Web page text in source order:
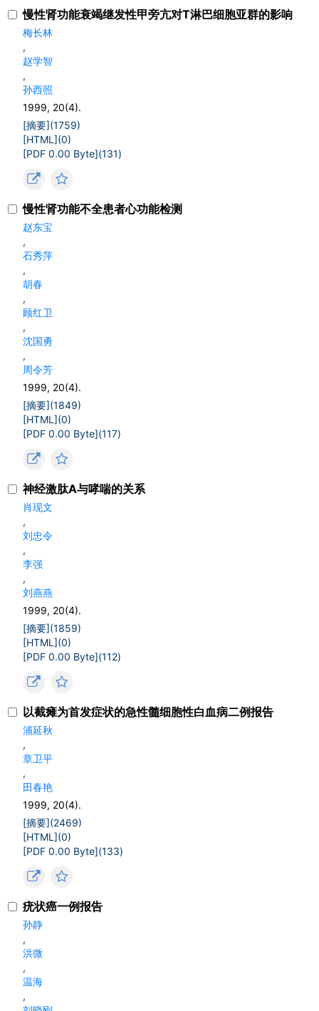
慢性肾功能衰竭继发性甲旁亢对T淋巴细胞亚群的影响
梅长林
,
赵学智
,
孙西照
1999, 20(4).
[摘要](1759)
[HTML](0)
[PDF 0.00 Byte](131)
慢性肾功能不全患者心功能检测
赵东宝
,
石秀萍
,
胡春
,
顾红卫
,
沈国勇
,
周令芳
1999, 20(4).
[摘要](1849)
[HTML](0)
[PDF 0.00 Byte](117)
神经激肽A与哮喘的关系
肖现文
,
刘忠令
,
李强
,
刘燕燕
1999, 20(4).
[摘要](1859)
[HTML](0)
[PDF 0.00 Byte](112)
以截瘫为首发症状的急性髓细胞性白血病二例报告
浦延秋
,
章卫平
,
田春艳
1999, 20(4).
[摘要](2469)
[HTML](0)
[PDF 0.00 Byte](133)
疣状癌一例报告
孙静
,
洪微
,
温海
,